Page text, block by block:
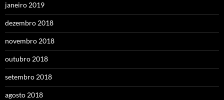
janeiro 2019
dezembro 2018
novembro 2018
outubro 2018
setembro 2018
agosto 2018